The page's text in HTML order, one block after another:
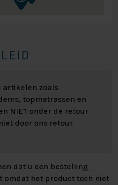
artikelen zoals
topmatrassen en
NIET onder de retour
door ons retour
dat u een bestelling
omdat het product toch niet